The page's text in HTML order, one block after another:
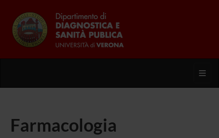
Farmacologia